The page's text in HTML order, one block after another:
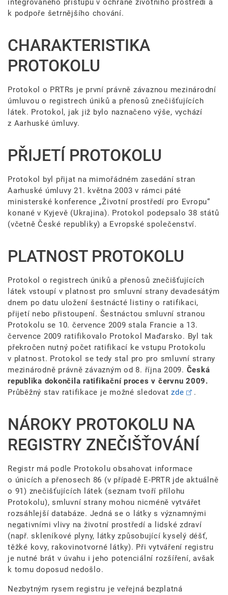
integrovaného přístupu v ochraně životního prostředí a
k podpoře šetrnějšího chování.
CHARAKTERISTIKA
PROTOKOLU
Protokol o PRTRs je první právně závaznou mezinárodní
úmluvou o registrech úniků a přenosů znečišťujících
látek. Protokol, jak již bylo naznačeno výše, vychází
z Aarhuské úmluvy.
PŘIJETÍ PROTOKOLU
Protokol byl přijat na mimořádném zasedání stran
Aarhuské úmluvy 21. května 2003 v rámci páté
ministerské konference „Životní prostředí pro Evropu“
konané v Kyjevě (Ukrajina). Protokol podepsalo 38 států
(včetně České republiky) a Evropské společenství.
PLATNOST PROTOKOLU
Protokol o registrech úniků a přenosů znečišťujících
látek vstoupí v platnost pro smluvní strany devadesátým
dnem po datu uložení šestnácté listiny o ratifikaci,
přijetí nebo přistoupení. Šestnáctou smluvní stranou
Protokolu se 10. července 2009 stala Francie a 13.
července 2009 ratifikovalo Protokol Maďarsko. Byl tak
překročen nutný počet ratifikací ke vstupu Protokolu
v platnost. Protokol se tedy stal pro pro smluvní strany
mezinárodně právně závazným od 8. října 2009. Česká
republika dokončila ratifikační proces v červnu 2009.
Průběžný stav ratifikace je možné sledovatzde .
NÁROKY PROTOKOLU NA
REGISTRY ZNEČIŠŤOVÁNÍ
Registr má podle Protokolu obsahovat informace
o únicích a přenosech 86 (v případě E-PRTR jde aktuálně
o 91) znečišťujících látek (seznam tvoří přílohu
Protokolu), smluvní strany mohou nicméně vytvářet
rozsáhlejší databáze. Jedná se o látky s významnými
negativními vlivy na životní prostředí a lidské zdraví
(např. skleníkové plyny, látky způsobující kyselý déšť,
těžké kovy, rakovinotvorné látky). Při vytváření registru
je nutné brát v úvahu i jeho potenciální rozšíření, avšak
k tomu doposud nedošlo.
Nezbytným rysem registru je veřejná bezplatná